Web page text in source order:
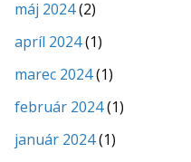
máj 2024(2)
apríl 2024(1)
marec 2024(1)
február 2024(1)
január 2024(1)